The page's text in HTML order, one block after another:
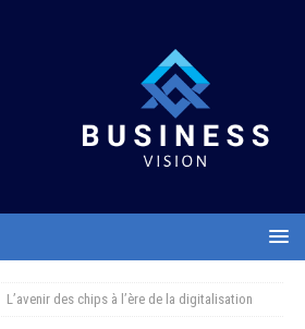
L’avenir des chips à l’ère de la digitalisation